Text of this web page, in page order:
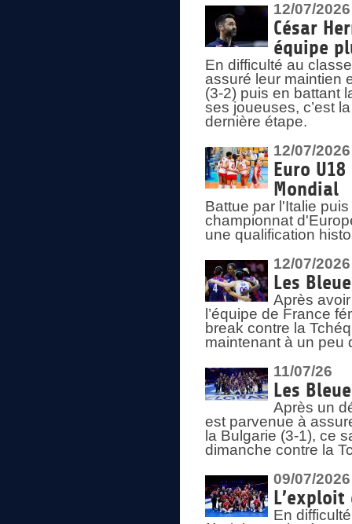
12/07/2026
César
équipe
En difficulté au
assuré leur maintien
(3-2) puis en battant
ses joueuses, c’est
dernière étape.
12/07/2026
Euro
Mondial
Battue par l'Italie
championnat
une qualification
12/07/2026
Les
Après
l’équipe de France
break contre la
maintenant à un peu
11/07/26
Les
Après un
est parvenue à
la Bulgarie (3-1), ce
dimanche contre la
09/07/2026
En